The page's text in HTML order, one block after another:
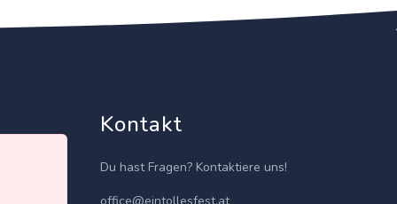
Kontakt
Du hast Fragen? Kontaktiere uns!